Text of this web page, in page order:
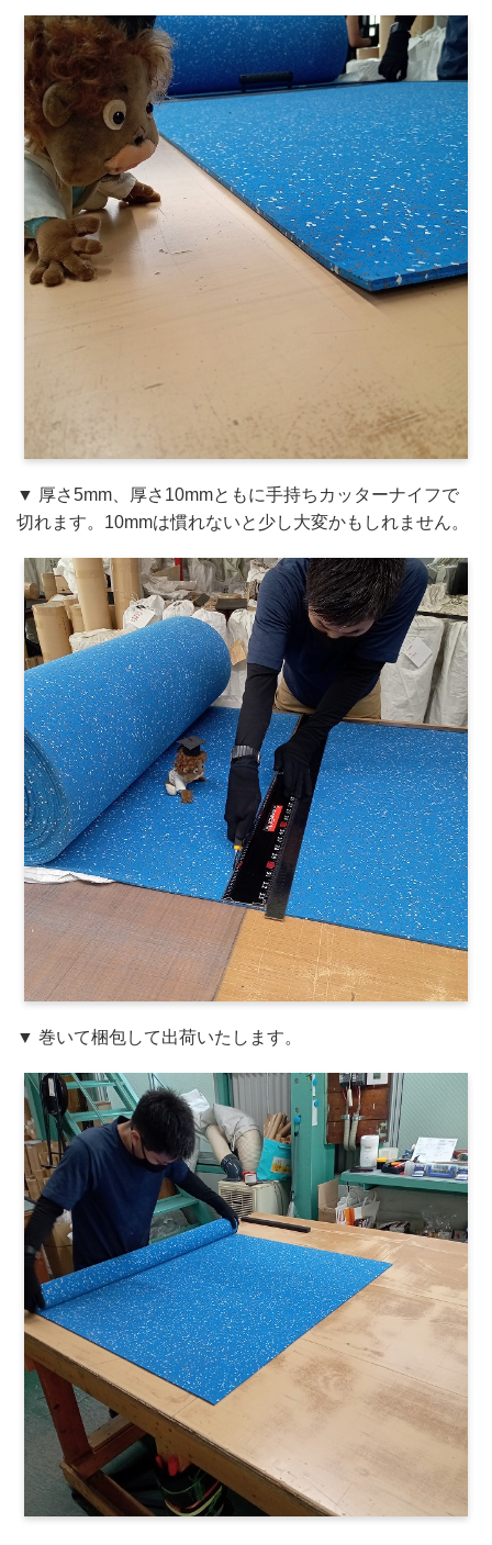
▼ 厚さ5mm、厚さ10mmともに手持ちカッターナイフで
切れます。10mmは慣れないと少し大変かもしれません。
▼ 巻いて梱包して出荷いたします。